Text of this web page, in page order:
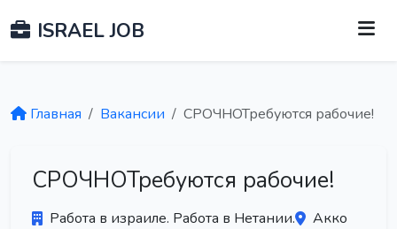
ISRAEL JOB
Главная Вакансии СРОЧНОТребуются рабочие!
СРОЧНОТребуются рабочие!
Работа в израиле. Работа в Нетании.
Акко